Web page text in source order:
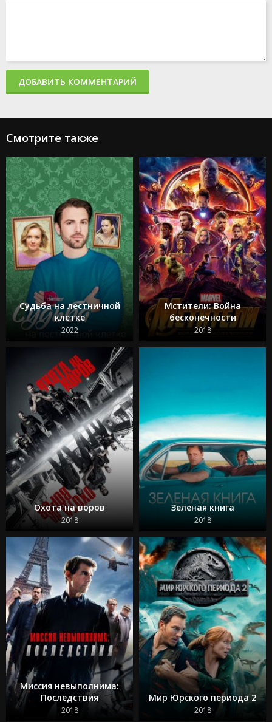
ДОБАВИТЬ КОММЕНТАРИЙ
Смотрите также
Судьба на лестничной
клетке
2022
Мстители: Война
бесконечности
2018
Охота на воров
2018
Зеленая книга
2018
Миссия невыполнима:
Последствия
2018
Мир Юрского периода 2
2018